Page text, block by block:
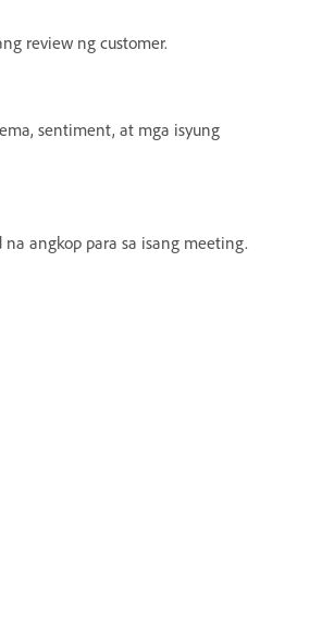
review ng customer.
sentiment, at mga isyung
angkop para sa isang meeting.